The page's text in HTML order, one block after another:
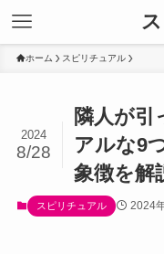
ホーム スピリチュアル
隣人が引
アルな9
象徴を解
2024
8/28
スピリチュアル 2024